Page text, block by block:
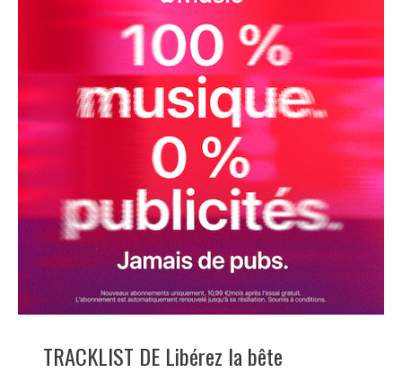
TRACKLIST DE Libérez la bête